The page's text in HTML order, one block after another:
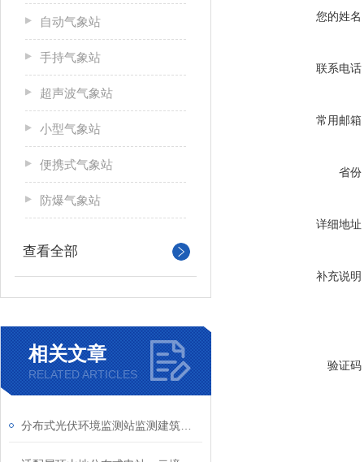
自动气象站
手持气象站
超声波气象站
小型气象站
便携式气象站
防爆气象站
查看全部
相关文章
RELATED ARTICLES
您的姓名
联系电话
常用邮箱
省份
详细地址
补充说明
验证码